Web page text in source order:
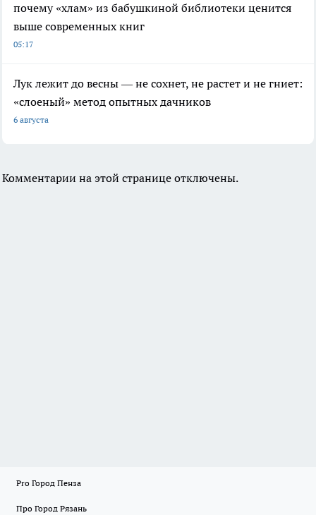
почему «хлам» из бабушкиной библиотеки ценится
выше современных книг
05:17
Лук лежит до весны — не сохнет, не растет и не гниет:
«слоеный» метод опытных дачников
6 августа
Комментарии на этой странице отключены.
Pro Город Пенза
Про Город Рязань